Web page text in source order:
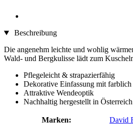
Beschreibung
Die angenehm leichte und wohlig
Wald- und Bergkulisse lädt zum
Pflegeleicht & strapazierfähig
Dekorative Einfassung mit farblich
Attraktive Wendeoptik
Nachhaltig hergestellt in Österreich
Marken:
David